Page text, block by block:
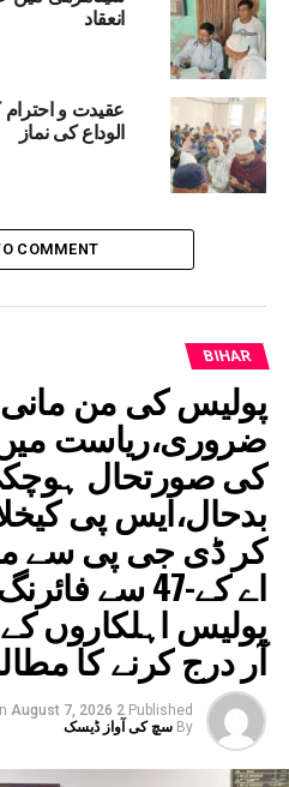
رہا ہے، جس سے ترقی اور
اہمیت دی جا رہی ہے۔
RELATED TOPICS:
DIRECTORGENERALOFPOLICE
PRATIAMRIT
شراب بندی کے معاملے پر
سمراٹ چودھری نےبہار کے 24 ویں وزیر اعلیٰ کالیا حلف
انعقاد
عقیدت و
الوداع کی نماز
COMMENT
BIHAR
پولیس کی من مانی
ضروری،ریاست
کی صورتحال
بدحال،ایس پی
کر ڈی جی پی سے
اے کے-47 سے
پولیس اہلکاروں
آر درج کرنے کا
Published
2 days ago
August 7, 2026
By سچ کی آواز ڈیسک